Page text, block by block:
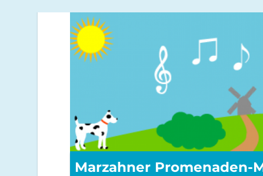
Marzahner Promenaden-